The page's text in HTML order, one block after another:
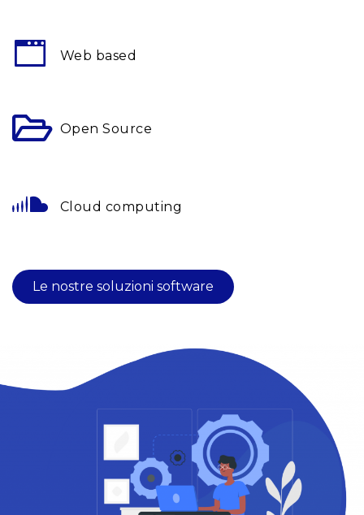
Web based
Open Source
Cloud computing
Le nostre soluzioni software